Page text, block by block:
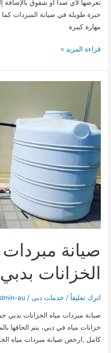
تعرضها لأي صدأ أو شقوق بالإضافة
خبرة طويلة في صيانة المبردات كما
مهارة كبيرة
صيانة
مياه
الخزانات
برأس
الخيمة
01000173541للايجار
قراءة المزيد »
صيانة مبردات
الخزانات بدبي
اترك تعليقاً / خدمات دبى /
au
صيانة مبردات مياه الخزانات بدبي
خزانات مياه في دبي، يتم الحاقها
كامل ,ارخص صيانة مبردات مياه